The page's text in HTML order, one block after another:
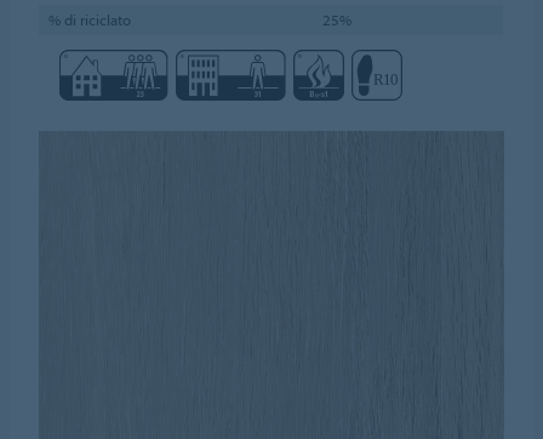
% di riciclato
25%